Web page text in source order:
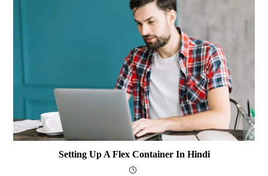
Setting Up A Flex Container In Hindi